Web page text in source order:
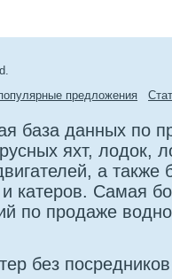
предложения
база данных по
яхт, лодок,
а также
катеров. Самая
по продаже
без